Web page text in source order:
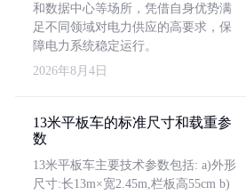
和数据中心等场所，凭借自身优势满
足不同领域对电力供应的高要求，保
障电力系统稳定运行。
2026年8月4日
13米平板车的标准尺寸和载重参
数
13米平板车主要技术参数包括: a)外形
尺寸:长13m×宽2.45m,栏板高55cm b)